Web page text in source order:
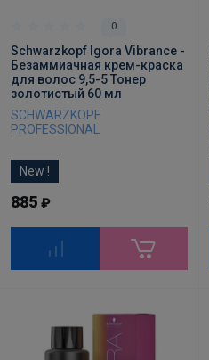
0
Schwarzkopf Igora Vibrance -
Безаммиачная крем-краска
для волос 9,5-5 Тонер
золотистый 60 мл
SCHWARZKOPF
PROFESSIONAL
New !
885 ₽